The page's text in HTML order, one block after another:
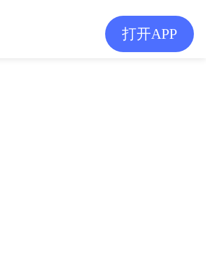
打开APP